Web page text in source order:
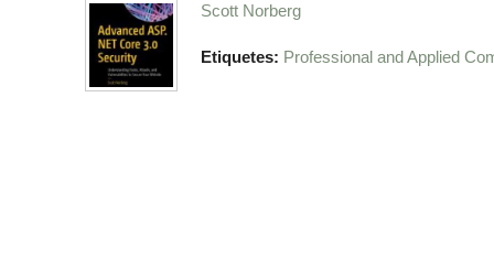
Scott Norberg
Etiquetes: Professional and Applied